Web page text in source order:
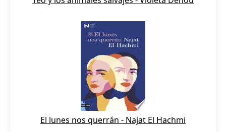
El lunes nos querrán - Najat El Hachmi